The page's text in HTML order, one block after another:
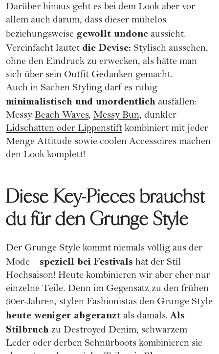
Darüber hinaus geht es bei dem Look aber vor
allem auch darum, dass dieser mühelos
beziehungsweise gewollt undone aussieht.
Vereinfacht lautet die Devise: Stylisch aussehen,
ohne den Eindruck zu erwecken, als hätte man
sich über sein Outfit Gedanken gemacht.
Auch in Sachen Styling darf es ruhig
minimalistisch und unordentlich ausfallen:
Messy Beach Waves, Messy Bun, dunkler
Lidschatten oder Lippenstift kombiniert mit jeder
Menge Attitude sowie coolen Accessoires machen
den Look komplett!
Diese Key-Pieces brauchst
du für den Grunge Style
Der Grunge Style kommt niemals völlig aus der
Mode – speziell bei Festivals hat der Stil
Hochsaison! Heute kombinieren wir aber eher nur
einzelne Teile. Denn im Gegensatz zu den frühen
90er-Jahren, stylen Fashionistas den Grunge Style
heute weniger abgeranzt als damals. Als
Stilbruch zu Destroyed Denim, schwarzem
Leder oder derben Schnürboots kombinieren sie